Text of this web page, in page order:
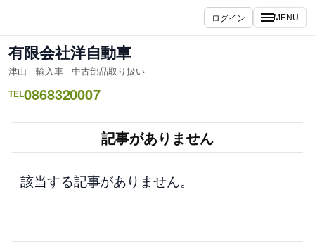
を
ス
キ
ッ
ログイン MENU
有限会社洋自動車
津山 輸入車 中古部品取り扱い
TEL0868320007
記事がありません
該当する記事がありません。